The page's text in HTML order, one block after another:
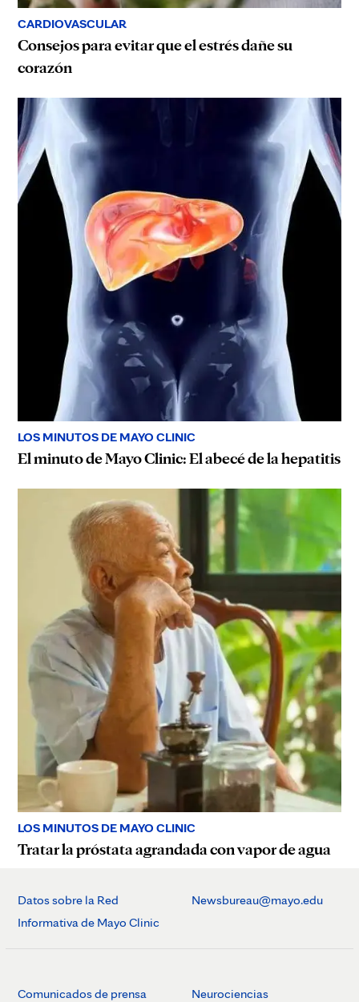
CARDIOVASCULAR
Consejos para evitar que el estrés dañe su
corazón
LOS MINUTOS DE MAYO CLINIC
El minuto de Mayo Clinic: El abecé de la hepatitis
LOS MINUTOS DE MAYO CLINIC
Tratar la próstata agrandada con vapor de agua
Datos sobre la Red
Informativa de Mayo Clinic
Newsbureau@mayo.edu
Comunicados de prensa Neurociencias